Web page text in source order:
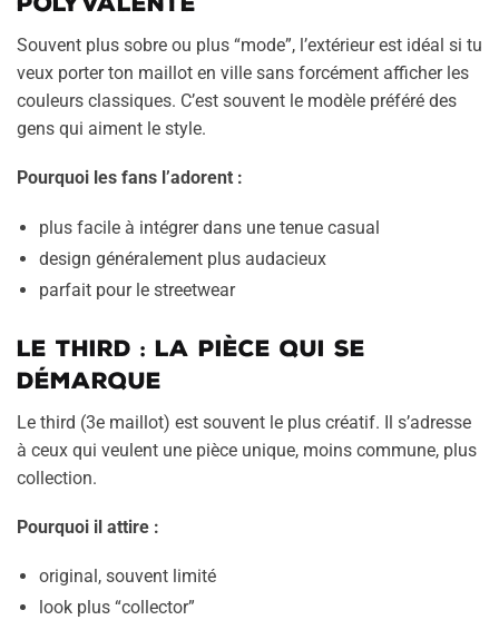
Souvent plus sobre ou plus “mode”, l’extérieur est idéal si tu
veux porter ton maillot en ville sans forcément afficher les
couleurs classiques. C’est souvent le modèle préféré des
gens qui aiment le style.
Pourquoi les fans l’adorent :
plus facile à intégrer dans une tenue casual
design généralement plus audacieux
parfait pour le streetwear
Le third : la pièce qui se
démarque
Le third (3e maillot) est souvent le plus créatif. Il s’adresse
à ceux qui veulent une pièce unique, moins commune, plus
collection.
Pourquoi il attire :
original, souvent limité
look plus “collector”